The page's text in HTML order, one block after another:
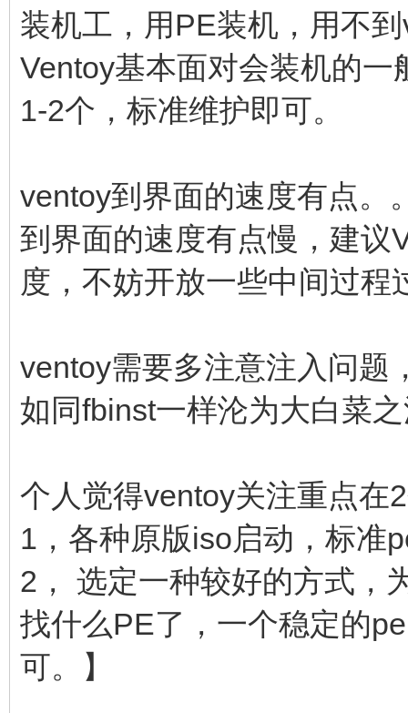
装机工，用PE装机，用不
Ventoy基本面对会装机的
1-2个，标准维护即可。
ventoy到界面的速度有点。
到界面的速度有点慢，建议
度，不妨开放一些中间过程
ventoy需要多注意注入问题
如同fbinst一样沦为大白菜
个人觉得ventoy关注重点在
1，各种原版iso启动，标准
2， 选定一种较好的方式，
找什么PE了，一个稳定的
可。】